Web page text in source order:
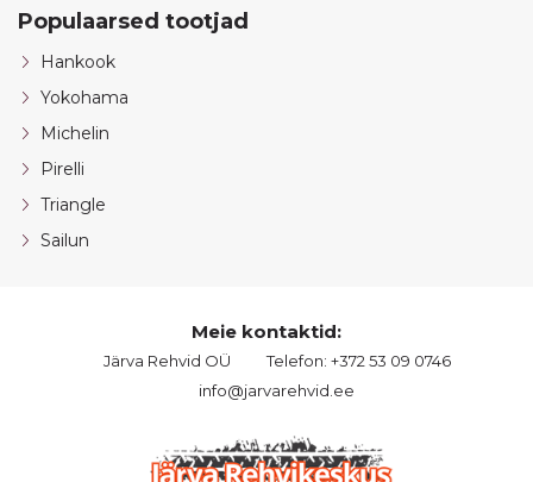
Populaarsed tootjad
Hankook
Yokohama
Michelin
Pirelli
Triangle
Sailun
Meie kontaktid:
Järva Rehvid OÜ
Telefon: +372 53 09 0746
info@jarvarehvid.ee